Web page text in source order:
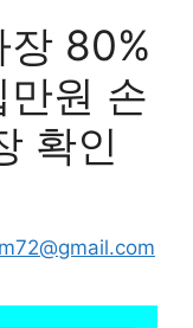
장 80%
원 손
확인